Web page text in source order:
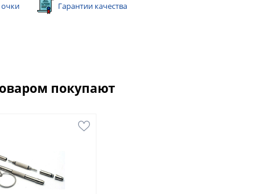
очки Гарантии качества
покупают